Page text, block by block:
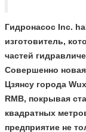
Гидронасос Inc.
изготовитель,
частей
Совершенно
Цзянсу города
RMB, покрывая
квадратных
предприятие не